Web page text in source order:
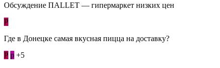
Обсуждение ПАLLЕТ — гипермаркет низких цен
Р
Где в Донецке самая вкусная пицца на доставку?
Р p +5